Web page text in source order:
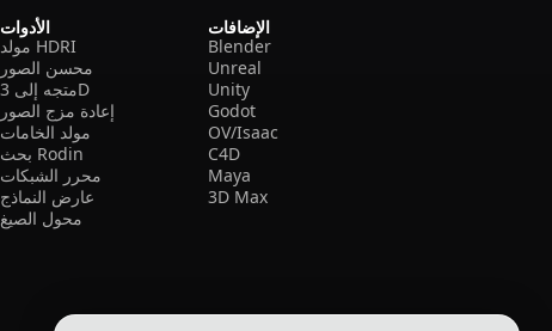
الأدوات
مولد HDRI
محسن الصور
متجه إلى 3D
إعادة مزج الصور
مولد الخامات
بحث Rodin
محرر الشبكات
عارض النماذج
محول الصيغ
الإضافات
Blender
Unreal
Unity
Godot
OV/Isaac
C4D
Maya
3D Max